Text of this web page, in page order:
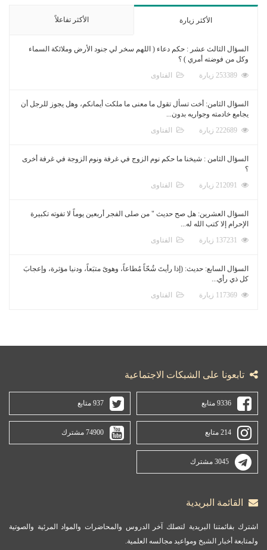
الأكثر زيارة الأكثر تفاعلاً
السؤال الثالث عشر : حكم دعاء ( اللهم سخر لي جنود الأرض وملائكة السماء
وكل من فوضته أمري ) ؟
الفتاوى
السؤال الثامن: أخت تسأل تقول ما معنى ما ملكت أيمانكم، وهل يجوز للرجل أن
يجامع خادمته وجواريه بدون...
الفتاوى
السؤال الثامن : شيخنا ما حكم نوم الزوج في غرفة ونوم الزوجة في غرفة أخرى
؟
الفتاوى
السؤال العشرين: هل صح حديث " من صلى الفجر أربعين يوماً لا تفوته تكبيرة
الإحرام إلا كتب الله له...
الفتاوى
السؤال السابع: حديث: (إذا رأيتَ شُحّاً مُطاعاً، وهوىً متبَعاً، ودنيا مؤثرة، وإعجابَ
كل ذي رأي...
الفتاوى
تابعونا على الشبكات الاجتماعية
9336 متابع 937 متابع
214 متابع 74900 مشترك
3045 مشترك
القائمة البريدية
اشترك بقائمتنا البريدية لتصلك آخر الدروس والمحاضرات والمواد المرئية والصوتية
ولمتابعة أخبار الشيخ ومواعيد مجالسه العلمية.